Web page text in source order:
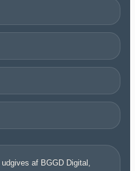
af BGGD Digital,